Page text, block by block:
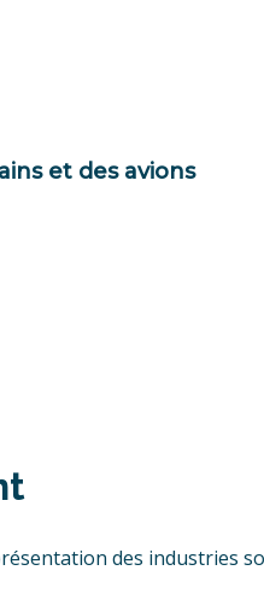
et des avions
des industries